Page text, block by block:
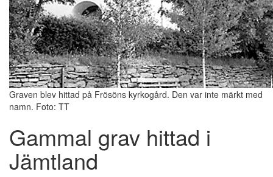
Graven blev hittad på Frösöns kyrkogård. Den var inte märkt med
namn. Foto: TT
Gammal grav hittad i
Jämtland